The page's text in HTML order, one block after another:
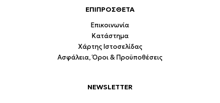
ΕΠΙΠΡΟΣΘΕΤΑ
Επικοινωνία
Κατάστημα
Χάρτης Ιστοσελίδας
Ασφάλεια, Όροι & Προϋποθέσεις
NEWSLETTER